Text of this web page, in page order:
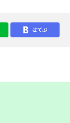
はてぶ